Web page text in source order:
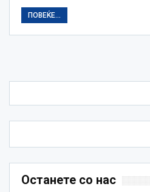
ПОВЕЌЕ...
Останете со нас